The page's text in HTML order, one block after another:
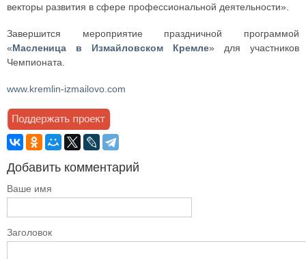
векторы развития в сфере профессиональной деятельности».
Завершится мероприятие праздничной программой
«Масленица в Измайловском Кремле» для участников
Чемпионата.
www.kremlin-izmailovo.com
Добавить комментарий
Ваше имя
Заголовок